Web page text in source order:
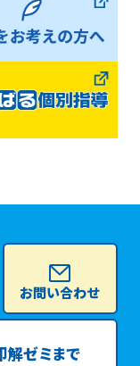
お問い合わせ
解ゼミまで